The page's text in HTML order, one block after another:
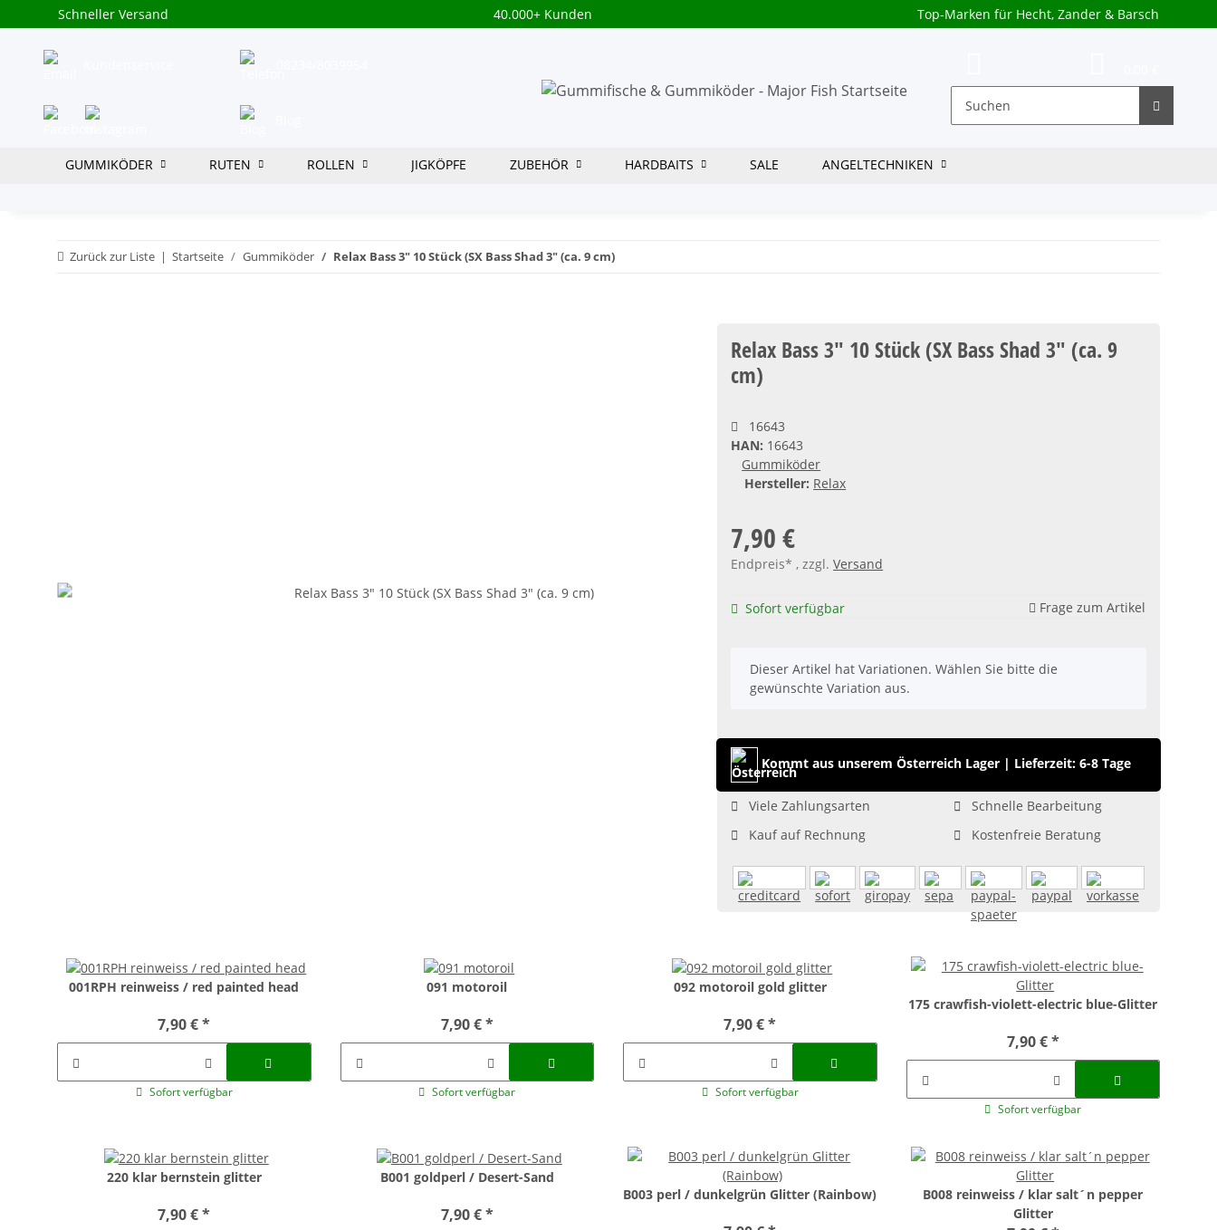
Schneller Versand 40.000+ Kunden Top-Marken für Hecht, Zander & Barsch
GUMMIKÖDER RUTEN ROLLEN JIGKÖPFE ZUBEHÖR HARDBAITS SALE ANGELTECHNIKEN
Zurück zur Liste Startseite Gummiköder Relax Bass 3" 10 Stück (SX Bass Shad 3" (ca. 9 cm)
Relax Bass 3" 10 Stück (SX Bass Shad 3" (ca. 9
cm)
16643
HAN: 16643
Gummiköder
Hersteller: Relax
7,90 €
Endpreis* , zzgl.Versand
Sofort verfügbar Frage zum Artikel
x
Dieser Artikel hat Variationen. Wählen Sie bitte die
gewünschte Variation aus.
Kommt aus unserem Österreich Lager | Lieferzeit: 6-8 Tage
Viele Zahlungsarten
Schnelle Bearbeitung
Kauf auf Rechnung
Kostenfreie Beratung
001RPH reinweiss / red painted head
7,90 €*
Sofort verfügbar
091 motoroil
7,90 €*
Sofort verfügbar
092 motoroil gold glitter
7,90 €*
Sofort verfügbar
175 crawfish-violett-electric blue-Glitter
7,90 €*
Sofort verfügbar
220 klar bernstein glitter
7,90 €*
B001 goldperl / Desert-Sand
7,90 €*
B003 perl / dunkelgrün Glitter (Rainbow)
B008 reinweiss / klar salt´n pepper
Glitter